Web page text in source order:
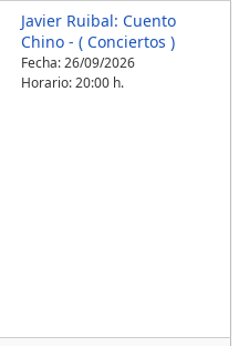
Javier Ruibal: Cuento
Chino - ( Conciertos )
Fecha:26/09/2026
Horario: 20:00 h.